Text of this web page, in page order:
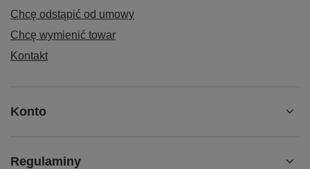
Chcę odstąpić od umowy
Chcę wymienić towar
Kontakt
Konto
Regulaminy